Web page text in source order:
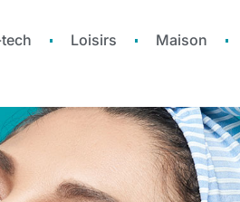
Loisirs Maison